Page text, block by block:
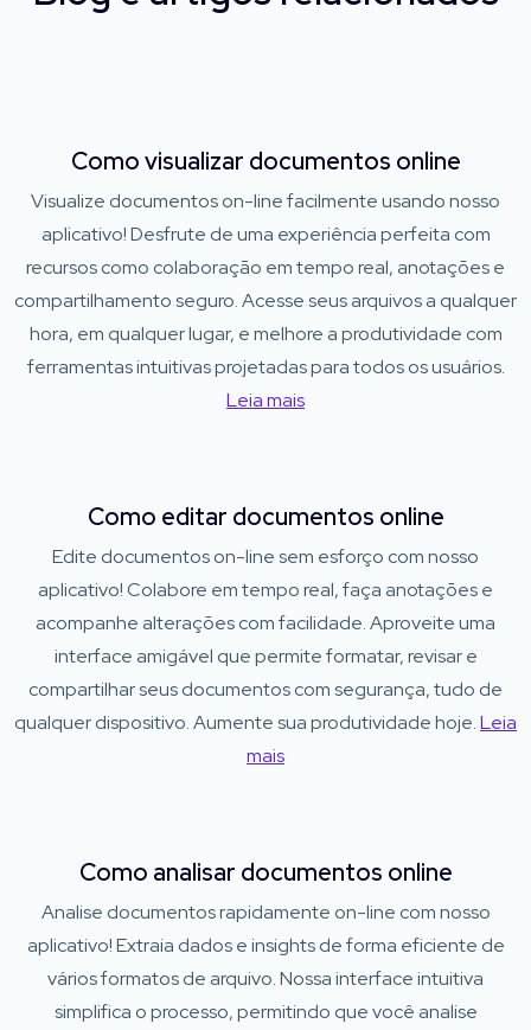
Como visualizar documentos online
Visualize documentos on-line facilmente usando nosso
aplicativo! Desfrute de uma experiência perfeita com
recursos como colaboração em tempo real, anotações e
compartilhamento seguro. Acesse seus arquivos a qualquer
hora, em qualquer lugar, e melhore a produtividade com
ferramentas intuitivas projetadas para todos os usuários.
Leia mais
Como editar documentos online
Edite documentos on-line sem esforço com nosso
aplicativo! Colabore em tempo real, faça anotações e
acompanhe alterações com facilidade. Aproveite uma
interface amigável que permite formatar, revisar e
compartilhar seus documentos com segurança, tudo de
qualquer dispositivo. Aumente sua produtividade hoje.Leia
mais
Como analisar documentos online
Analise documentos rapidamente on-line com nosso
aplicativo! Extraia dados e insights de forma eficiente de
vários formatos de arquivo. Nossa interface intuitiva
simplifica o processo, permitindo que você analise